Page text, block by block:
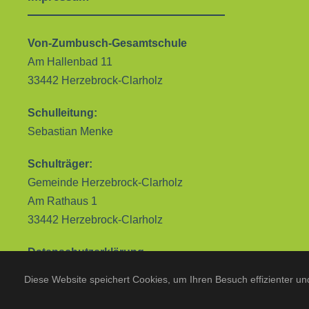
Von-Zumbusch-Gesamtschule
Am Hallenbad 11
33442 Herzebrock-Clarholz
Schulleitung:
Sebastian Menke
Schulträger:
Gemeinde Herzebrock-Clarholz
Am Rathaus 1
33442 Herzebrock-Clarholz
Datenschutzerklärung
Diese Website speichert Cookies, um Ihren Besuch effizienter